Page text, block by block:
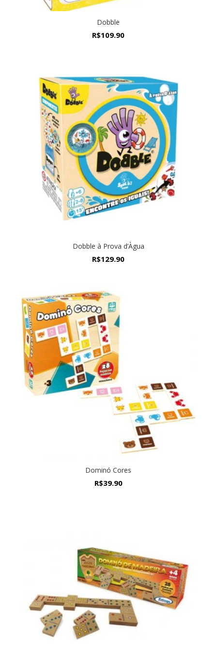
Dobble
R$109.90
Dobble à Prova d’Àgua
R$129.90
Dominó Cores
R$39.90